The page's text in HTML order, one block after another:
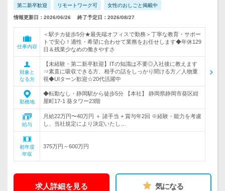
第二新卒歓迎 リモートワーク可 女性のおしごと掲載中
情報更新日：2026/06/26 終了予定日：2026/08/27
仕事内容
＜駅チカ徒歩5分★最先端オフィスで勤務＞丁寧な教育・サポー
トで安心！適性・希望に合わせて業務をお任せします◆年休129
日＆残業少なめの働きやすさ
対象と
なる方
【未経験・第二新卒歓迎】ITの知識は不要◎入社後に教えます
⇒素直に吸収できる方、相手の話をしっかり聞ける方／人物重
視◆UIターン歓迎☆20代活躍中
勤務地
◆転勤なし・静岡駅から徒歩5分 【本社】 静岡県静岡市葵区紺
屋町17-1 葵タワー23階
給与
月給22万円〜40万円 ＋ 諸手当 + 賞与年2回 ※経験・能力を考慮
し、当社規定により決定いたし…
初年度
年収
375万円～600万円
求人詳細を見る 気になる